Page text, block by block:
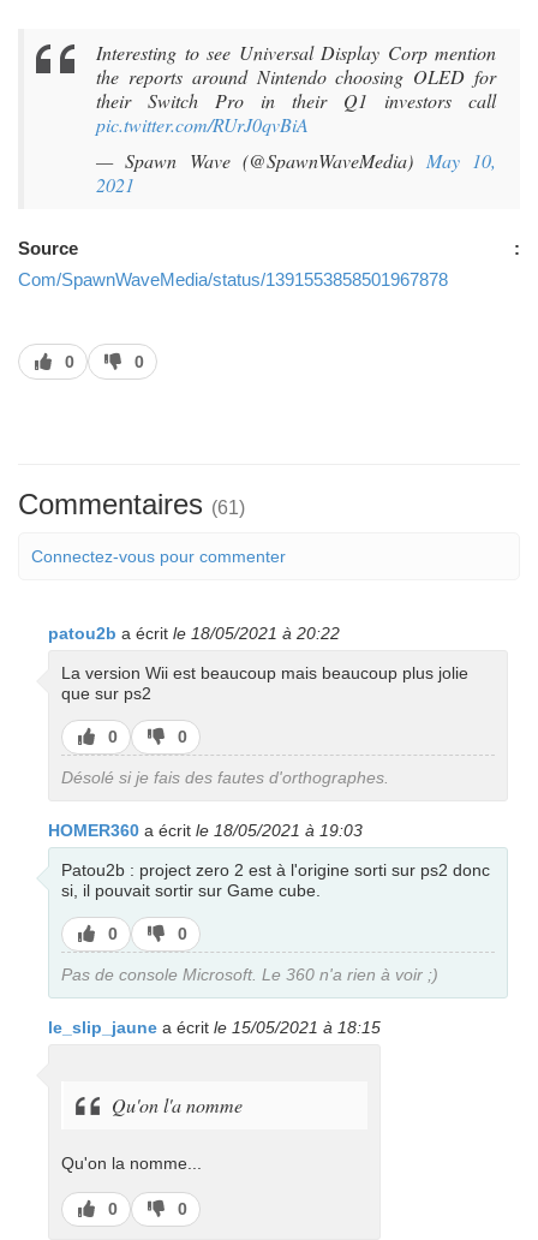
Interesting to see Universal Display Corp mention
the reports around Nintendo choosing OLED for
their Switch Pro in their Q1 investors call
pic.twitter.com/RUrJ0qvBiA
— Spawn Wave (@SpawnWaveMedia) May 10,
2021
Source :
Com/SpawnWaveMedia/status/1391553858501967878
J’aime
0
J’aime
pas
0
Commentaires (61)
Connectez-vous pour commenter
patou2b a écrit le 18/05/2021 à 20:22
La version Wii est beaucoup mais beaucoup plus jolie
que sur ps2
J’aime
0
J’aime
pas
0
Désolé si je fais des fautes d'orthographes.
HOMER360 a écrit le 18/05/2021 à 19:03
Patou2b : project zero 2 est à l'origine sorti sur ps2 donc
si, il pouvait sortir sur Game cube.
J’aime
0
J’aime
pas
0
Pas de console Microsoft. Le 360 n'a rien à voir ;)
le_slip_jaune a écrit le 15/05/2021 à 18:15
Qu'on l'a nomme
Qu'on la nomme...
J’aime
0
J’aime
pas
0